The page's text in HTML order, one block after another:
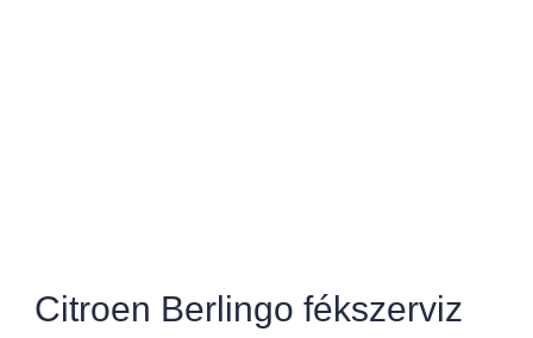
Citroen Berlingo fékszerviz